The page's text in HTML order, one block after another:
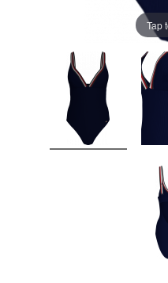
Tap